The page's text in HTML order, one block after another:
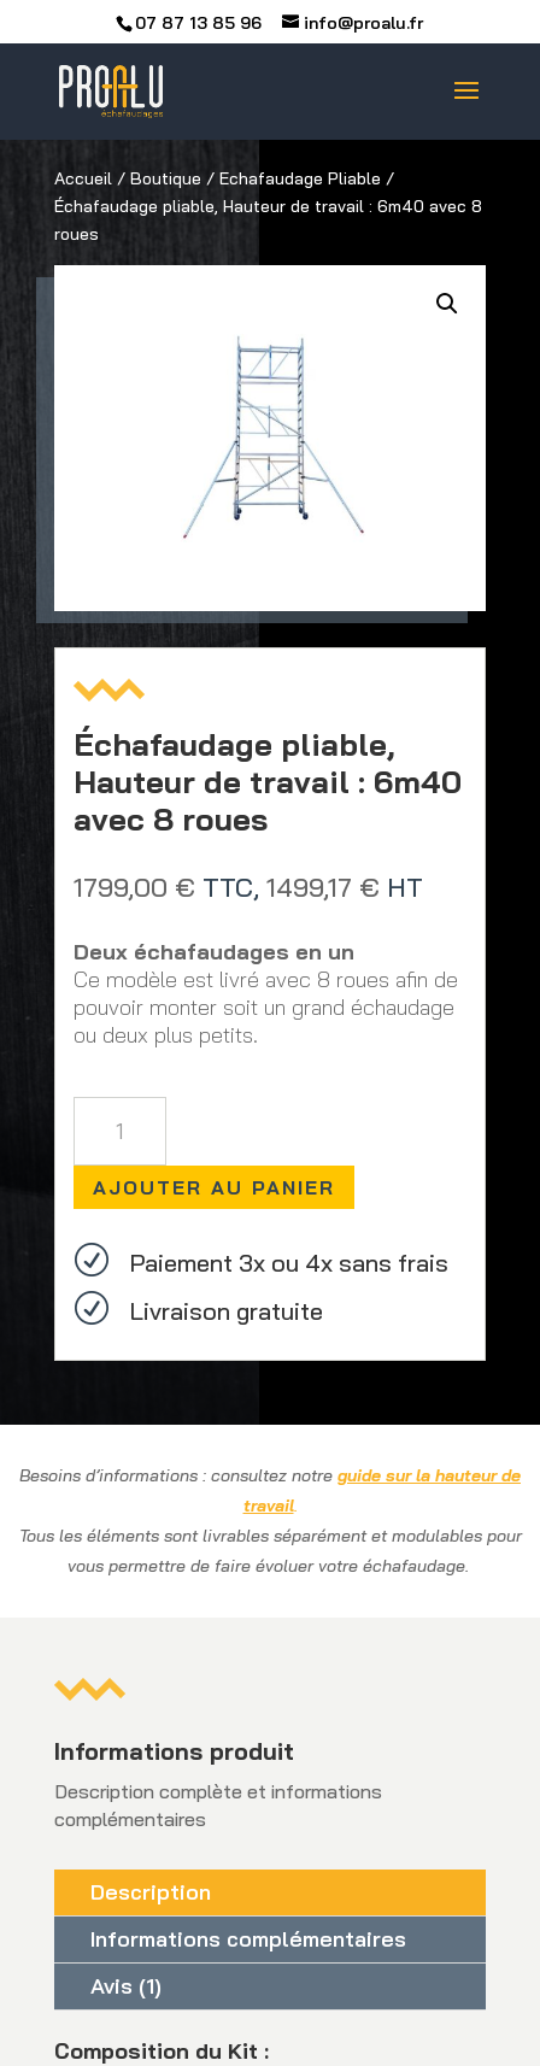
07 87 13 85 96 info@proalu.fr
Accueil/ Boutique / Echafaudage Pliable /
Échafaudage pliable, Hauteur de travail : 6m40 avec 8
roues
Échafaudage pliable,
Hauteur de travail : 6m40
avec 8 roues
1799,00 € TTC, 1499,17 € HT
Deux échafaudages en un
Ce modèle est livré avec 8 roues afin de
pouvoir monter soit un grand échaudage
ou deux plus petits.
Échafaudage
pliable,
de
travail
:
6m40
avec
AJOUTER AU PANIER
R Paiement 3x ou 4x sans frais
R Livraison gratuite
Besoins d’informations : consultez notre guide sur la hauteur de
travail.
Tous les éléments sont livrables séparément et modulables pour
vous permettre de faire évoluer votre échafaudage.
Informations produit
Description complète et informations
complémentaires
Description
Informations complémentaires
Avis (1)
Composition du Kit :